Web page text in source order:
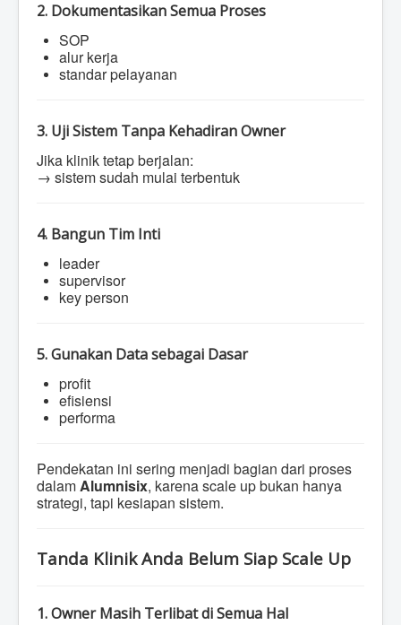
2. Dokumentasikan Semua Proses
SOP
alur kerja
standar pelayanan
3. Uji Sistem Tanpa Kehadiran Owner
Jika klinik tetap berjalan:
→ sistem sudah mulai terbentuk
4. Bangun Tim Inti
leader
supervisor
key person
5. Gunakan Data sebagai Dasar
profit
efisiensi
performa
Pendekatan ini sering menjadi bagian dari proses
dalamAlumnisix, karena scale up bukan hanya
strategi, tapi kesiapan sistem.
Tanda Klinik Anda Belum Siap Scale Up
1. Owner Masih Terlibat di Semua Hal